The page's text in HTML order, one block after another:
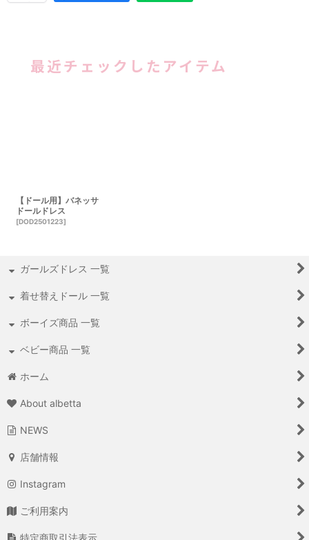
最近チェックしたアイテム
【ドール用】バネッサ
ドールドレス
[DOD2501223]
ガールズドレス 一覧
着せ替えドール 一覧
ボーイズ商品 一覧
ベビー商品 一覧
ホーム
About albetta
NEWS
店舗情報
Instagram
ご利用案内
特定商取引法表示